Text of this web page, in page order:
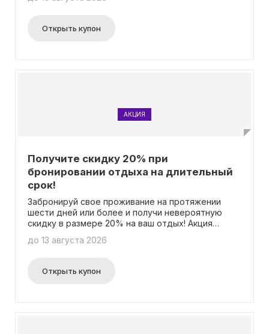
человека! Мы предлагаем широкий спектр услуг,
все подробности на странице акции.
Открыть купон
АКЦИЯ
Получите скидку 20% при
бронировании отдыха на длительный
срок!
Забронируй свое проживание на протяжении
шести дней или более и получи невероятную
скидку в размере 20% на ваш отдых! Акция
узнать на специальной странице акции. Не нужно
желаемые даты и сэкономьте свои деньги на
захватывающем и незабываемом
до 13 августа 2026
Открыть купон